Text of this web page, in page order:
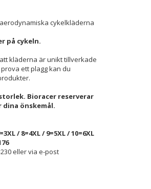
cykelkläderna
på cykeln.
kläderna är unikt tillverkade
ett plagg kan du
Bioracer reserverar
önskemål.
/ 8=4XL / 9=5XL / 10=6XL
eller via e-post